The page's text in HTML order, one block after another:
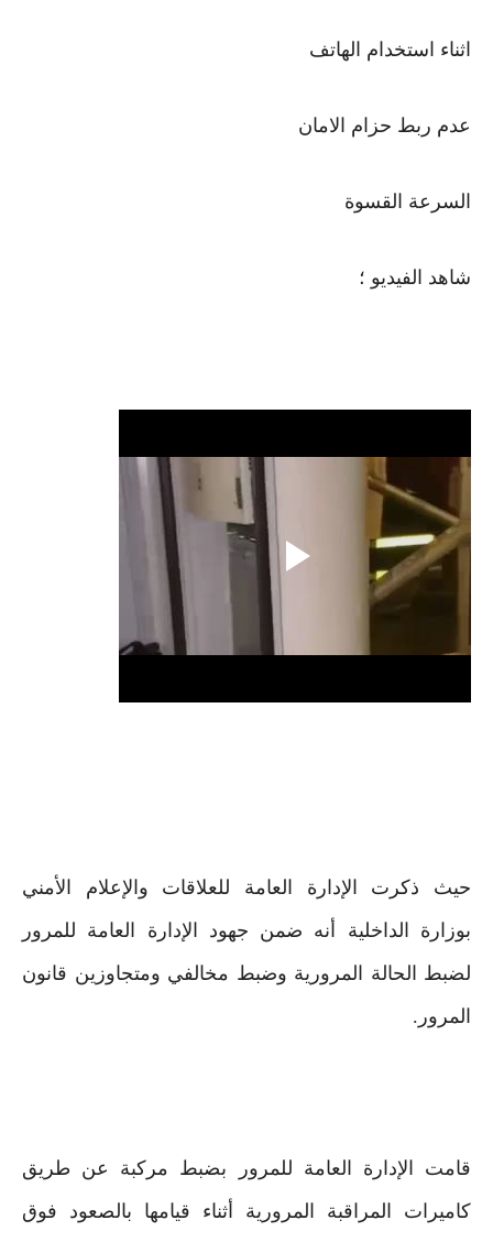
اثناء استخدام الهاتف
عدم ربط حزام الامان
السرعة القسوة
شاهد الفيديو ؛
حيث ذكرت الإدارة العامة للعلاقات والإعلام الأمني
بوزارة الداخلية أنه ضمن جهود الإدارة العامة للمرور
لضبط الحالة المرورية وضبط مخالفي ومتجاوزين قانون
المرور.
قامت الإدارة العامة للمرور بضبط مركبة عن طريق
كاميرات المراقبة المرورية أثناء قيامها بالصعود فوق